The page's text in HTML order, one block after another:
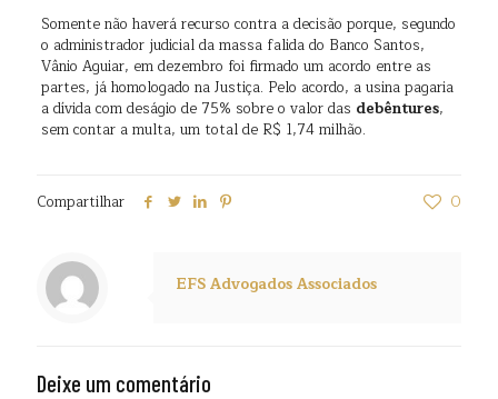
Somente não haverá recurso contra a decisão porque, segundo
o administrador judicial da massa falida do Banco Santos,
Vânio Aguiar, em dezembro foi firmado um acordo entre as
partes, já homologado na Justiça. Pelo acordo, a usina pagaria
a dívida com deságio de 75% sobre o valor das debêntures,
sem contar a multa, um total de R$ 1,74 milhão.
Compartilhar 0
EFS Advogados Associados
Deixe um comentário